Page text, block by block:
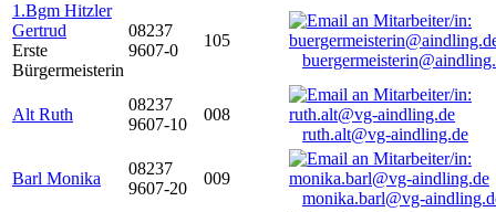
1.Bgm Hitzler
Gertrud
Erste
Bürgermeisterin
08237
9607-0
105
Alt Ruth
08237
9607-10
008
ruth.alt@vg-aindling.de
Barl Monika
08237
9607-20
009
monika.barl@vg-